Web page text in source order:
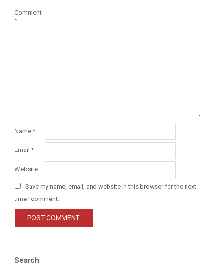
Comment
*
Name *
Email *
Website
Save my name, email, and website in this browser for the next
time I comment.
Search